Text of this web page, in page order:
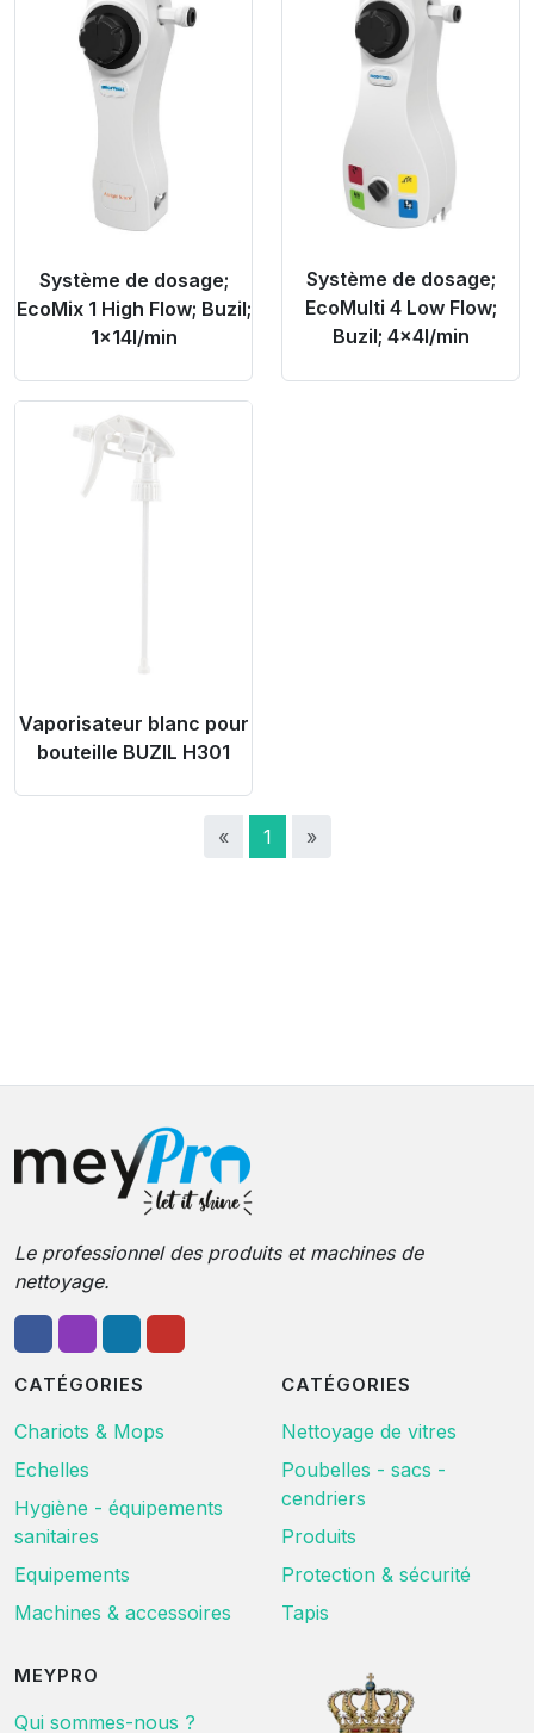
Système de dosage;
EcoMix 1 High Flow; Buzil;
1x14l/min
Système de dosage;
EcoMulti 4 Low Flow;
Buzil; 4x4l/min
Product Link
Vaporisateur blanc pour
bouteille BUZIL H301
« 1 »
Le professionnel des produits et machines de
nettoyage.
CATÉGORIES
Chariots & Mops
Echelles
Hygiène - équipements
sanitaires
Equipements
Machines & accessoires
CATÉGORIES
Nettoyage de vitres
Poubelles - sacs -
cendriers
Produits
Protection & sécurité
Tapis
MEYPRO
Qui sommes-nous ?